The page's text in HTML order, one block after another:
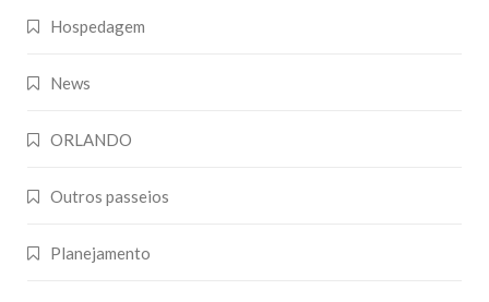
Hospedagem
News
ORLANDO
Outros passeios
Planejamento